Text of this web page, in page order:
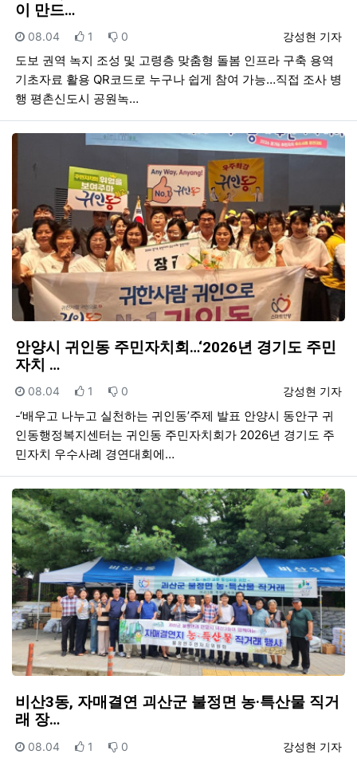
이 만드…
등록자
강성현 기자
등록일
08.04 추천
1 비추천
0
도보 권역 녹지 조성 및 고령층 맞춤형 돌봄 인프라 구축 용역
기초자료 활용 QR코드로 누구나 쉽게 참여 가능…직접 조사 병
행 평촌신도시 공원녹…
안양시 귀인동 주민자치회…‘2026년 경기도 주민
자치 …
등록자
강성현 기자
등록일
08.04 추천
1 비추천
0
-‘배우고 나누고 실천하는 귀인동’주제 발표 안양시 동안구 귀
인동행정복지센터는 귀인동 주민자치회가 2026년 경기도 주
민자치 우수사례 경연대회에…
비산3동, 자매결연 괴산군 불정면 농·특산물 직거
래 장…
등록자
강성현 기자
등록일
08.04 추천
1 비추천
0